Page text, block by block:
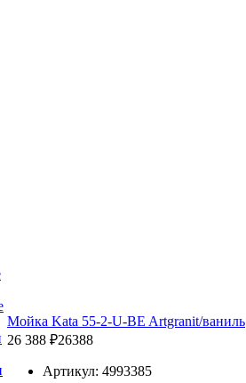
Мойка Kata 55-2-U-BE Artgranit/ваниль
26 388 ₽26388
Артикул: 4993385